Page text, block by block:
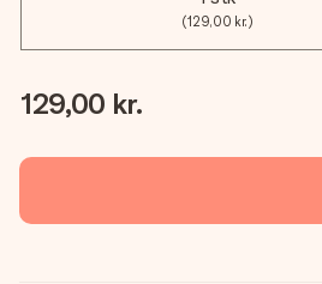
(129,00 kr.)
129,00 kr.